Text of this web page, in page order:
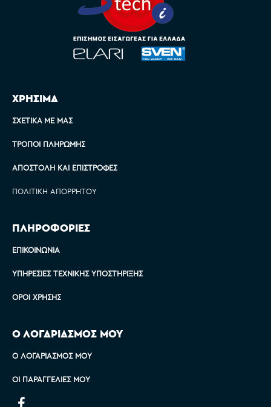
ΧΡΗΣΙΜΑ
ΣΧΕΤΙΚΆ ΜΕ ΜΑΣ
ΤΡΌΠΟΙ ΠΛΗΡΩΜΉΣ
ΑΠΟΣΤΟΛΉ ΚΑΙ ΕΠΙΣΤΡΟΦΈΣ
ΠΟΛΙΤΙΚΉ ΑΠΟΡΡΉΤΟΥ
ΠΛΗΡΟΦΟΡΙΕΣ
ΕΠΙΚΟΙΝΩΝΊΑ
ΥΠΗΡΕΣΊΕΣ ΤΕΧΝΙΚΉΣ ΥΠΟΣΤΉΡΙΞΗΣ
ΌΡΟΙ ΧΡΉΣΗΣ
Ο ΛΟΓΑΡΙΑΣΜΟΣ ΜΟΥ
Ο ΛΟΓΑΡΙΑΣΜΌΣ ΜΟΥ
ΟΙ ΠΑΡΑΓΓΕΛΊΕΣ ΜΟΥ